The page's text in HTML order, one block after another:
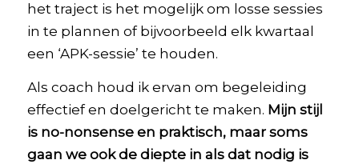
het traject is het mogelijk om losse sessies
in te plannen of bijvoorbeeld elk kwartaal
een ‘APK-sessie’ te houden.
Als coach houd ik ervan om begeleiding
effectief en doelgericht te maken. Mijn stijl
is no-nonsense en praktisch, maar soms
gaan we ook de diepte in als dat nodig is